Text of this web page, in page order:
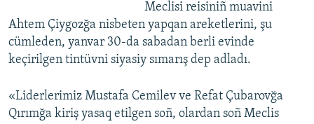
Meclisi reisiniñ muavini
Ahtem Çiygozğa nisbeten yapqan areketlerini, şu
cümleden, yanvar 30-da sabadan berli evinde
keçirilgen tintüvni siyasiy sımarış dep adladı.
«Liderlerimiz Mustafa Cemilev ve Refat Çubarovğa
Qırımğa kiriş yasaq etilgen soñ, olardan soñ Meclis